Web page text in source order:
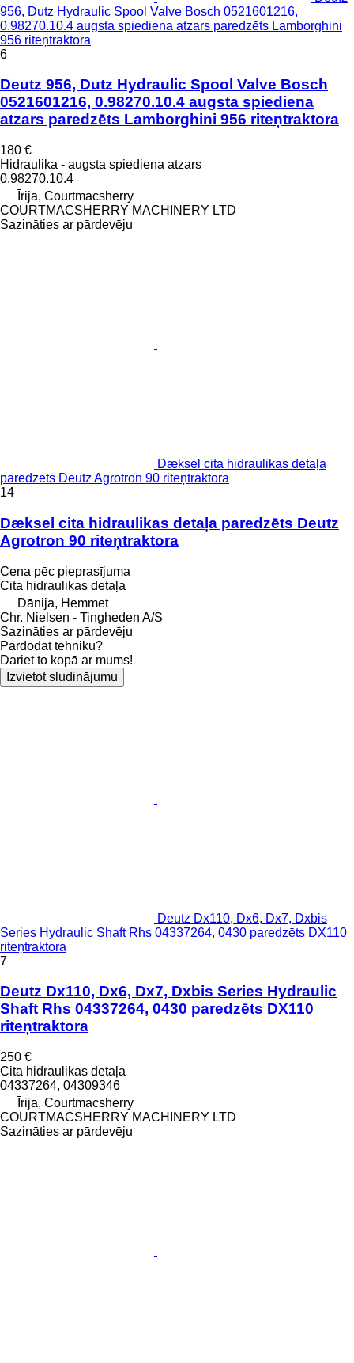
956, Dutz Hydraulic Spool Valve Bosch 0521601216,
0.98270.10.4 augsta spiediena atzars paredzēts Lamborghini
956 riteņtraktora
6
Deutz 956, Dutz Hydraulic Spool Valve Bosch
0521601216, 0.98270.10.4 augsta spiediena
atzars paredzēts Lamborghini 956 riteņtraktora
180 €
Hidraulika - augsta spiediena atzars
0.98270.10.4
Īrija, Courtmacsherry
COURTMACSHERRY MACHINERY LTD
Sazināties ar pārdevēju
Dæksel cita hidraulikas detaļa
paredzēts Deutz Agrotron 90 riteņtraktora
14
Dæksel cita hidraulikas detaļa paredzēts Deutz
Agrotron 90 riteņtraktora
Cena pēc pieprasījuma
Cita hidraulikas detaļa
Dānija, Hemmet
Chr. Nielsen - Tingheden A/S
Sazināties ar pārdevēju
Pārdodat tehniku?
Dariet to kopā ar mums!
Izvietot sludinājumu
Deutz Dx110, Dx6, Dx7, Dxbis
Series Hydraulic Shaft Rhs 04337264, 0430 paredzēts DX110
riteņtraktora
7
Deutz Dx110, Dx6, Dx7, Dxbis Series Hydraulic
Shaft Rhs 04337264, 0430 paredzēts DX110
riteņtraktora
250 €
Cita hidraulikas detaļa
04337264, 04309346
Īrija, Courtmacsherry
COURTMACSHERRY MACHINERY LTD
Sazināties ar pārdevēju